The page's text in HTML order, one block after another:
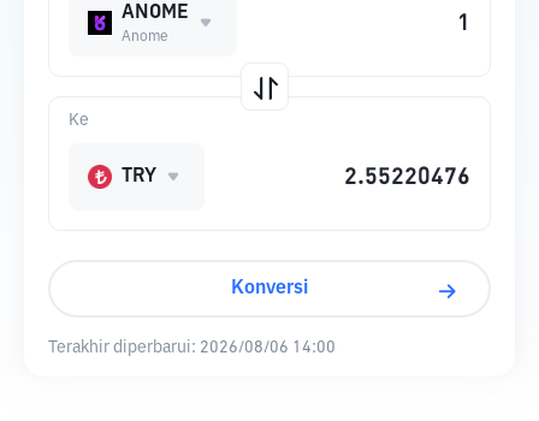
ANOME
Anome
Ke
TRY
Konversi
Terakhir diperbarui: 2026/08/06 14:00